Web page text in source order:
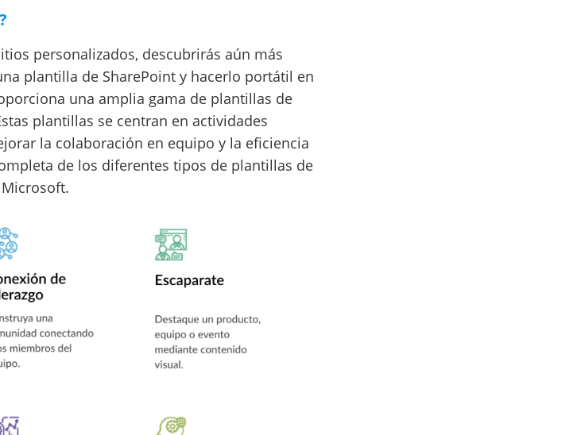
personalizados, descubrirás aún más
plantilla de SharePoint y hacerlo portátil en
una amplia gama de plantillas de
plantillas se centran en actividades
la colaboración en equipo y la eficiencia
de los diferentes tipos de plantillas de